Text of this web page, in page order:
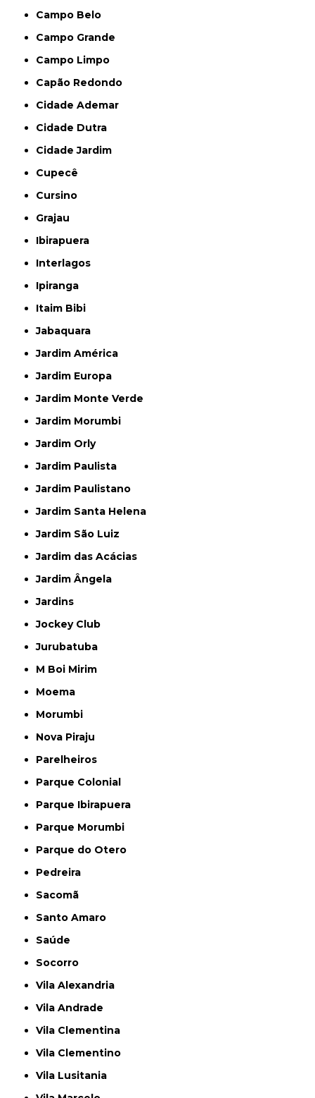
Campo Belo
Campo Grande
Campo Limpo
Capão Redondo
Cidade Ademar
Cidade Dutra
Cidade Jardim
Cupecê
Cursino
Grajau
Ibirapuera
Interlagos
Ipiranga
Itaim Bibi
Jabaquara
Jardim América
Jardim Europa
Jardim Monte Verde
Jardim Morumbi
Jardim Orly
Jardim Paulista
Jardim Paulistano
Jardim Santa Helena
Jardim São Luiz
Jardim das Acácias
Jardim Ângela
Jardins
Jockey Club
Jurubatuba
M Boi Mirim
Moema
Morumbi
Nova Piraju
Parelheiros
Parque Colonial
Parque Ibirapuera
Parque Morumbi
Parque do Otero
Pedreira
Sacomã
Santo Amaro
Saúde
Socorro
Vila Alexandria
Vila Andrade
Vila Clementina
Vila Clementino
Vila Lusitania